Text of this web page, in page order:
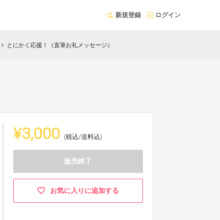
新規登録 ログイン
chevron_right とにかく応援！（直筆お礼メッセージ）
¥3,000 (税込/送料込)
販売終了
お気に入りに追加する